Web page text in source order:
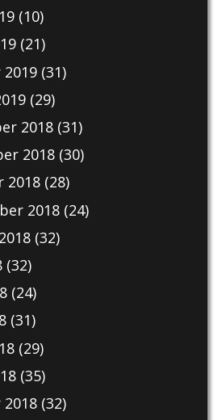
(10)
(21)
(31)
(29)
2018(31)
2018(30)
2018(28)
2018(24)
(32)
(32)
(24)
(31)
(29)
(35)
(32)